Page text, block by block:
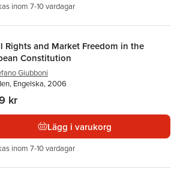
inom 7-10 vardagar
Rights and Market Freedom in the
Constitution
Giubboni
Engelska, 2006
kr
Lägg i varukorg
inom 7-10 vardagar